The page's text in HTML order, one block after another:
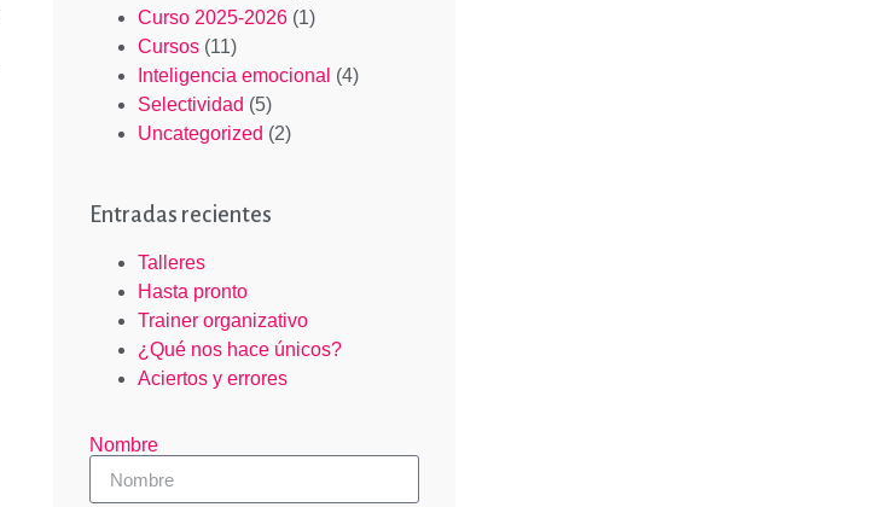
Curso 2025-2026(1)
Cursos(11)
Inteligencia emocional (4)
Selectividad (5)
Uncategorized (2)
Entradas recientes
Talleres
Hasta pronto
Trainer organizativo
¿Qué nos hace únicos?
Aciertos y errores
Nombre